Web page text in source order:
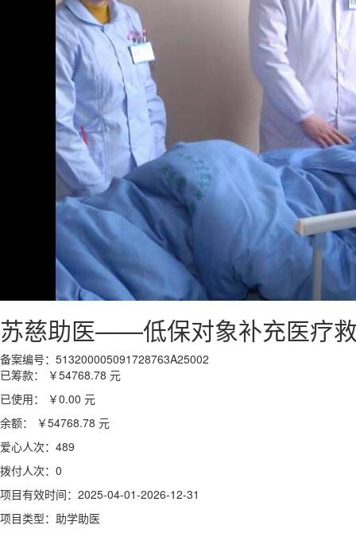
苏慈助医——低保对象补充医疗
备案编号：513200005091728763A25002
已筹款：
￥54768.78 元
已使用：
￥0.00 元
余额：
￥54768.78 元
爱心人次：489
拨付人次：0
项目有效时间：2025-04-01-2026-12-31
项目类型：助学助医